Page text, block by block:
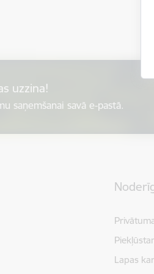
uzzina!
saņemšanai savā e-pastā.
Lapas